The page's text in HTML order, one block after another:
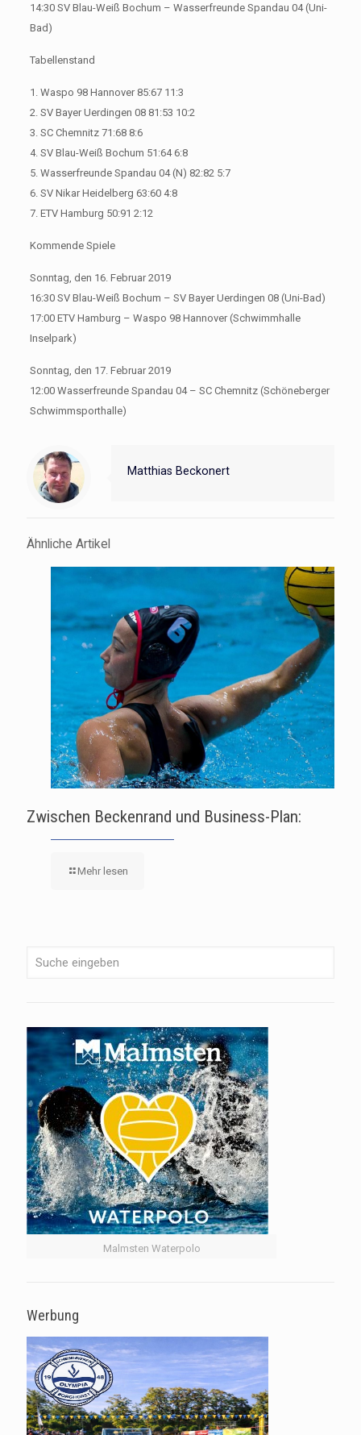
14:30 SV Blau-Weiß Bochum – Wasserfreunde Spandau 04 (Uni-
Bad)
Tabellenstand
1. Waspo 98 Hannover 85:67 11:3
2. SV Bayer Uerdingen 08 81:53 10:2
3. SC Chemnitz 71:68 8:6
4. SV Blau-Weiß Bochum 51:64 6:8
5. Wasserfreunde Spandau 04 (N) 82:82 5:7
6. SV Nikar Heidelberg 63:60 4:8
7. ETV Hamburg 50:91 2:12
Kommende Spiele
Sonntag, den 16. Februar 2019
16:30 SV Blau-Weiß Bochum – SV Bayer Uerdingen 08 (Uni-Bad)
17:00 ETV Hamburg – Waspo 98 Hannover (Schwimmhalle
Inselpark)
Sonntag, den 17. Februar 2019
12:00 Wasserfreunde Spandau 04 – SC Chemnitz (Schöneberger
Schwimmsporthalle)
Matthias Beckonert
Ähnliche Artikel
Zwischen Beckenrand und Business-Plan:
Mehr lesen
Malmsten Waterpolo
Werbung